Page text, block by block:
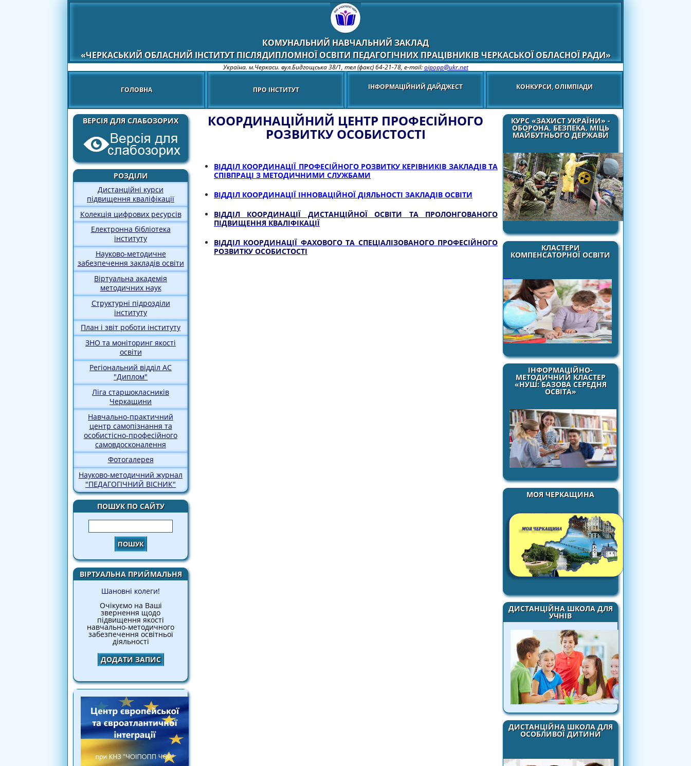
КОМУНАЛЬНИЙ НАВЧАЛЬНИЙ ЗАКЛАД
«ЧЕРКАСЬКИЙ ОБЛАСНИЙ ІНСТИТУТ ПІСЛЯДИПЛОМНОЇ ОСВІТИ ПЕДАГОГІЧНИХ ПРАЦІВНИКІВ ЧЕРКАСЬКОЇ ОБЛАСНОЇ РАДИ»
Україна. м.Черкаси. вул.Бидгощська 38/1, тел (факс) 64-21-78, e-mail:oipopp@ukr.net
ГОЛОВНА ПРО ІНСТИТУТ ІНФОРМАЦІЙНИЙ ДАЙДЖЕСТ КОНКУРСИ, ОЛІМПІАДИ
ВЕРСІЯ ДЛЯ СЛАБОЗОРИХ
РОЗДІЛИ
Дистанційні курси
підвищення кваліфікації
Колекція цифрових ресурсів
Електронна бібліотека
інституту
Науково-методичне
забезпечення закладів освіти
Віртуальна академія
методичних наук
Структурні підрозділи
інституту
План і звіт роботи інституту
ЗНО та моніторинг якості
освіти
Регіональний відділ АС
"Диплом"
Ліга старшокласників
Черкащини
Навчально-практичний
центр самопізнання та
особистісно-професійного
самовдосконалення
Фотогалерея
Науково-методичний журнал
"ПЕДАГОГІЧНИЙ ВІСНИК"
ПОШУК ПО САЙТУ
Пошук
ВІРТУАЛЬНА ПРИЙМАЛЬНЯ
Шановні колеги!
Очікуємо на Ваші
звернення щодо
підвищення якості
навчально-методичного
забезпечення освітньої
діяльності
ДОДАТИ ЗАПИС
КУРС «ЗАХИСТ УКРАЇНИ» -
ОБОРОНА, БЕЗПЕКА, МІЦЬ
МАЙБУТНЬОГО ДЕРЖАВИ
КЛАСТЕРИ
КОМПЕНСАТОРНОЇ ОСВІТИ
ІНФОРМАЦІЙНО-
МЕТОДИЧНИЙ КЛАСТЕР
«НУШ: БАЗОВА СЕРЕДНЯ
ОСВІТА»
МОЯ ЧЕРКАЩИНА
ДИСТАНЦІЙНА ШКОЛА ДЛЯ
УЧНІВ
ДИСТАНЦІЙНА ШКОЛА ДЛЯ
ОСОБЛИВОЇ ДИТИНИ
КООРДИНАЦІЙНИЙ ЦЕНТР ПРОФЕСІЙНОГО
РОЗВИТКУ ОСОБИСТОСТІ
ВІДДІЛ КООРДИНАЦІЇ ПРОФЕСІЙНОГО РОЗВИТКУ КЕРІВНИКІВ ЗАКЛАДІВ ТА
СПІВПРАЦІ З МЕТОДИЧНИМИ СЛУЖБАМИ
ВІДДІЛ КООРДИНАЦІЇ ІННОВАЦІЙНОЇ ДІЯЛЬНОСТІ ЗАКЛАДІВ ОСВІТИ
ВІДДІЛ КООРДИНАЦІЇ ДИСТАНЦІЙНОЇ ОСВІТИ ТА ПРОЛОНГОВАНОГО
ПІДВИЩЕННЯ КВАЛІФІКАЦІЇ
ВІДДІЛ КООРДИНАЦІЇ ФАХОВОГО ТА СПЕЦІАЛІЗОВАНОГО ПРОФЕСІЙНОГО
РОЗВИТКУ ОСОБИСТОСТІ